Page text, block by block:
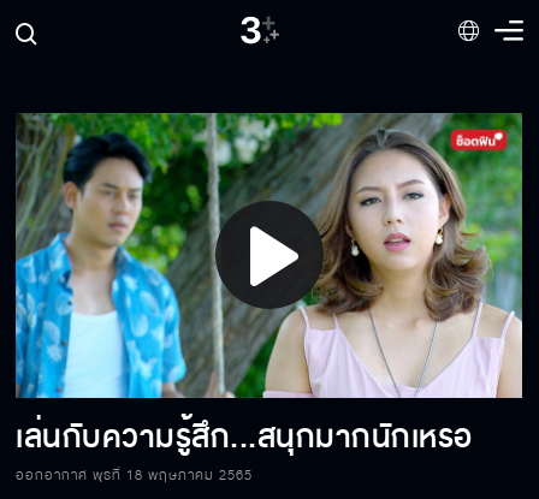
Play
Video
เล่นกับความรู้สึก...สนุกมากนักเหรอ
ออกอากาศ พุธที่ 18 พฤษภาคม 2565
เราจะเดินไปด้วยกัน